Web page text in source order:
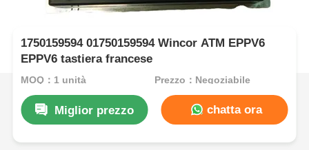
1750159594 01750159594 Wincor ATM EPPV6
EPPV6 tastiera francese
MOQ：1 unità Prezzo：Negoziabile
Miglior prezzo chatta ora